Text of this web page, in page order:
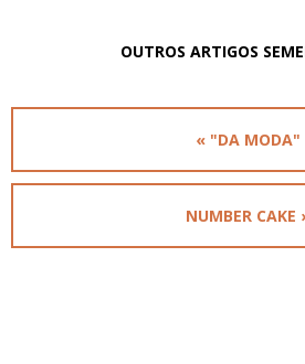
OUTROS ARTIGOS
« "DA MODA"
NUMBER CAKE